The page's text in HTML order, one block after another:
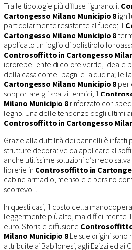
Tra le tipologie più diffuse figurano: il
Cartongesso Milano Municipio 8
particolarmente resistente al fuoco; il
Cartongesso Milano Municipio 8
applicato un foglio di polistirolo
Controsoffitto in Cartongesso
idrorepellente di colore verde, ideale
della casa come i bagni e la cucina; le
Cartongesso Milano Municipio 8 per
sopportare gli sbalzi termici; il
Milano Municipio 8 rinforzato con
legno. Una delle tendenze degli ultimi
Controsoffitto in Cartongesso
Grazie alla duttilità dei pannelli è infatti
strutture decorative da applicare al
anche utilissime soluzioni d’arredo
librerie in Controsoffitto in
cabine armadio, mensole e persino
scorrevoli.
In questi casi, il costo della
leggermente più alto, ma difficilmente
euro. Storia e diffusione
Milano Municipio 8 Le sue origini
attribuite ai Babilonesi, agli Egizzi ed ai